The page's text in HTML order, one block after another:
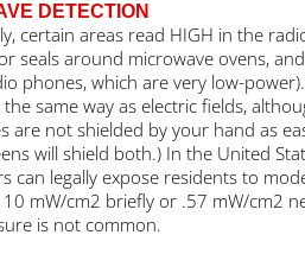
MICROWAVE DETECTION
Occasionally, certain areas read
include door seals around
regular radio phones, which are very
shielded in the same way as electric
radio waves are not shielded by your
(Metal screens will shield both.) In
transmitters can legally expose
(as high as 10 mW/cm2 briefly or
such exposure is not common.